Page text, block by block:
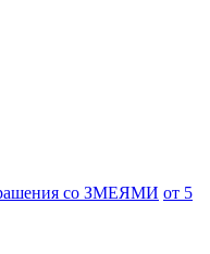
со ЗМЕЯМИ от 5